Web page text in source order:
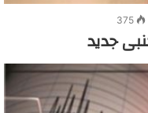
375
جديد